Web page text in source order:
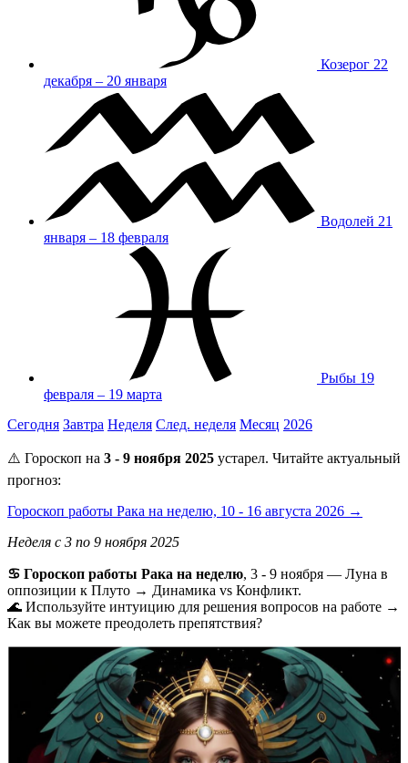
Козерог 22
декабря – 20 января
Водолей 21
января – 18 февраля
Рыбы 19
февраля – 19 марта
Сегодня Завтра Неделя След. неделя Месяц 2026
⚠️ Гороскоп на 3 - 9 ноября 2025 устарел. Читайте актуальный
прогноз:
Гороскоп работы Рака на неделю, 10 - 16 августа 2026 →
Неделя с 3 по 9 ноября 2025
♋️ Гороскоп работы Рака на неделю, 3 - 9 ноября — Луна в
оппозиции к Плуто → Динамика vs Конфликт.
🌊 Используйте интуицию для решения вопросов на работе →
Как вы можете преодолеть препятствия?